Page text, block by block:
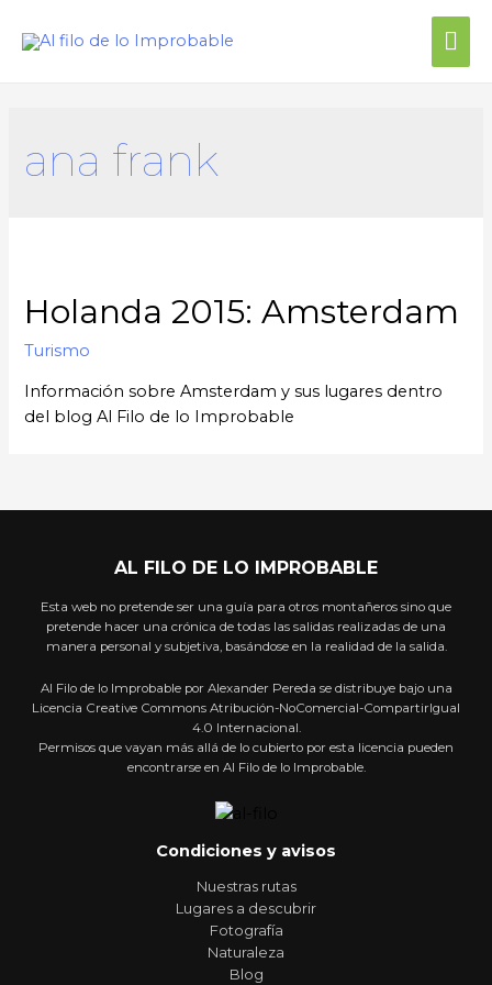
ana frank
Holanda 2015: Amsterdam
Turismo
Información sobre Amsterdam y sus lugares dentro
del blog Al Filo de lo Improbable
AL FILO DE LO IMPROBABLE
Esta web no pretende ser una guía para otros montañeros sino que
pretende hacer una crónica de todas las salidas realizadas de una
manera personal y subjetiva, basándose en la realidad de la salida.
Al Filo de lo Improbable por Alexander Pereda se distribuye bajo una
Licencia Creative Commons Atribución-NoComercial-CompartirIgual
4.0 Internacional.
Permisos que vayan más allá de lo cubierto por esta licencia pueden
encontrarse en Al Filo de lo Improbable.
Condiciones y avisos
Nuestras rutas
Lugares a descubrir
Fotografía
Naturaleza
Blog